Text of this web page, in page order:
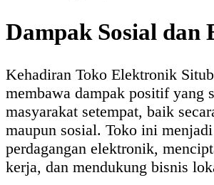
Dampak Sosial dan
Kehadiran Toko Elektronik
membawa dampak positif yang
masyarakat setempat, baik
maupun sosial. Toko ini
perdagangan elektronik,
kerja, dan mendukung bisnis